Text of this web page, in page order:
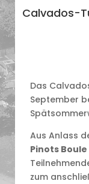
Calvados-
Das
September
Aus Anlass
Pinots
zum